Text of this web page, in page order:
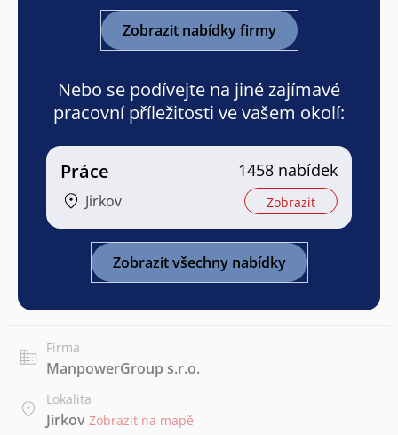
Zobrazit nabídky firmy
Nebo se podívejte na jiné zajímavé
pracovní příležitosti ve vašem okolí:
Práce
Jirkov
1458 nabídek
Zobrazit
Zobrazit všechny nabídky
Firma
ManpowerGroup s.r.o.
Lokalita
Jirkov Zobrazit na mapě